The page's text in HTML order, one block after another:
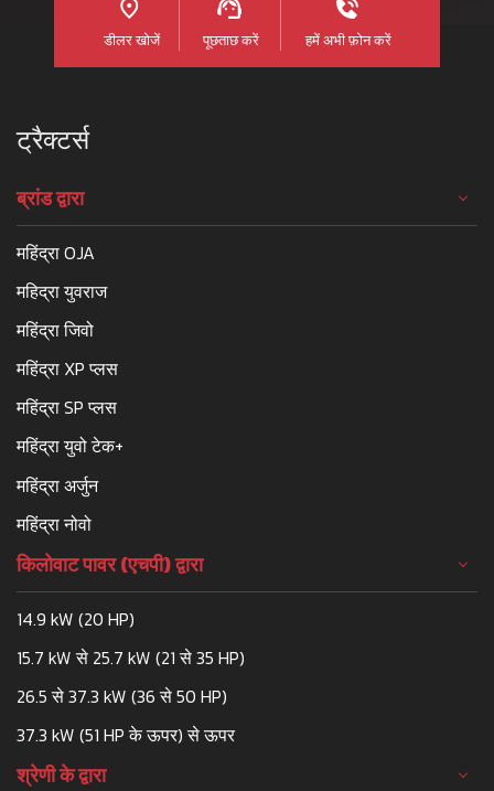
डीलर खोजें पूछताछ करें हमें अभी फ़ोन करें
ट्रैक्टर्स
ब्रांड द्वारा
महिंद्रा OJA
महिद्रा युवराज
महिंद्रा जिवो
महिंद्रा XP प्लस
महिंद्रा SP प्लस
महिंद्रा युवो टेक+
महिंद्रा अर्जुन
महिंद्रा नोवो
किलोवाट पावर (एचपी) द्वारा
14.9 kW (20 HP)
15.7 kW से 25.7 kW (21 से 35 HP)
26.5 से 37.3 kW (36 से 50 HP)
37.3 kW (51 HP के ऊपर) से ऊपर
श्रेणी के द्वारा